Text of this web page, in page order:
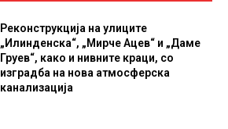
Реконструкција на улиците
„Илинденска“, „Мирче Ацев“ и „Даме
Груев“, како и нивните краци, со
изградба на нова атмосферска
канализација